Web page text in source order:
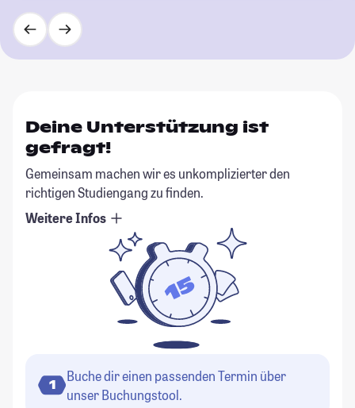
Deine Unterstützung ist
gefragt!
Gemeinsam machen wir es unkomplizierter den
richtigen Studiengang zu finden.
Weitere Infos
1
Buche dir einen passenden Termin über
unser Buchungstool.